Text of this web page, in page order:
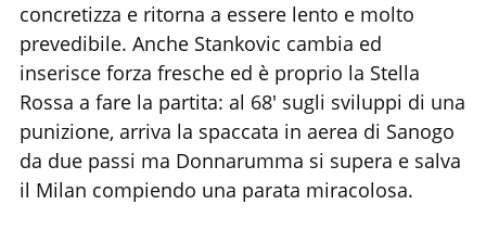
concretizza e ritorna a essere lento e molto
prevedibile. Anche Stankovic cambia ed
inserisce forza fresche ed è proprio la Stella
Rossa a fare la partita: al 68' sugli sviluppi di una
punizione, arriva la spaccata in aerea di Sanogo
da due passi ma Donnarumma si supera e salva
il Milan compiendo una parata miracolosa.